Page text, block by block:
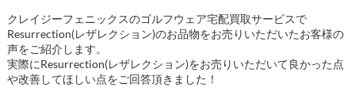
クレイジーフェニックスのゴルフウェア宅配買取サービスで
Resurrection(レザレクション)のお品物をお売りいただいたお客様の
声をご紹介します。
実際にResurrection(レザレクション)をお売りいただいて良かった点
や改善してほしい点をご回答頂きました！